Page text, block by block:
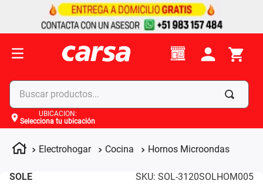
Buscar productos...
UBICACIÓN:
Selecciona tu ubicación
Electrohogar Cocina Hornos Microondas
SOLE SKU: SOL-3120SOLHOM005
Términos más buscados
celulares